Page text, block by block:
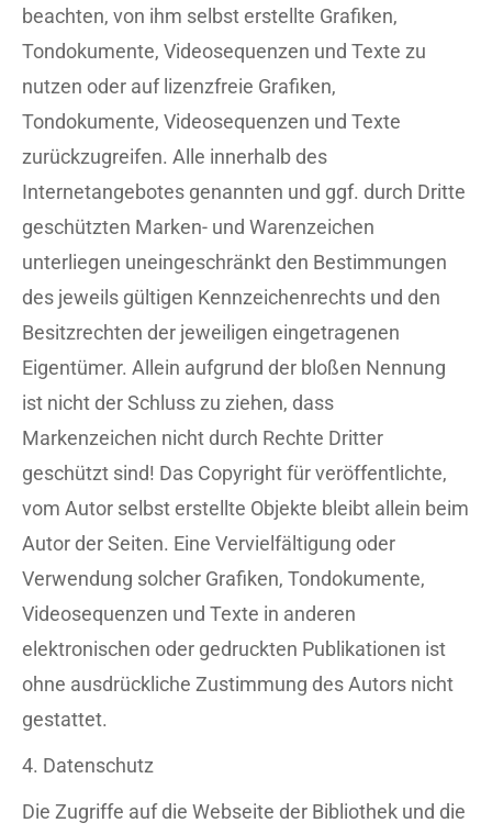
beachten, von ihm selbst erstellte Grafiken,
Tondokumente, Videosequenzen und Texte zu
nutzen oder auf lizenzfreie Grafiken,
Tondokumente, Videosequenzen und Texte
zurückzugreifen. Alle innerhalb des
Internetangebotes genannten und ggf. durch Dritte
geschützten Marken- und Warenzeichen
unterliegen uneingeschränkt den Bestimmungen
des jeweils gültigen Kennzeichenrechts und den
Besitzrechten der jeweiligen eingetragenen
Eigentümer. Allein aufgrund der bloßen Nennung
ist nicht der Schluss zu ziehen, dass
Markenzeichen nicht durch Rechte Dritter
geschützt sind! Das Copyright für veröffentlichte,
vom Autor selbst erstellte Objekte bleibt allein beim
Autor der Seiten. Eine Vervielfältigung oder
Verwendung solcher Grafiken, Tondokumente,
Videosequenzen und Texte in anderen
elektronischen oder gedruckten Publikationen ist
ohne ausdrückliche Zustimmung des Autors nicht
gestattet.
4. Datenschutz
Die Zugriffe auf die Webseite der Bibliothek und die